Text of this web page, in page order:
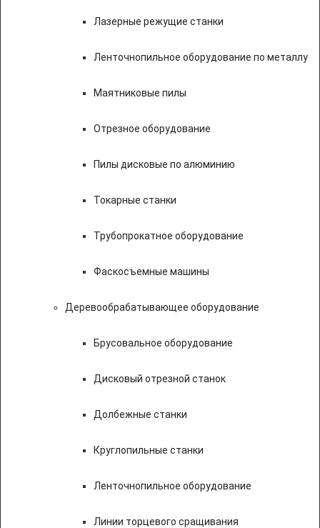
Лазерные режущие станки
Ленточнопильное оборудование по металлу
Маятниковые пилы
Отрезное оборудование
Пилы дисковые по алюминию
Токарные станки
Трубопрокатное оборудование
Фаскосъемные машины
Деревообрабатывающее оборудование
Брусовальное оборудование
Дисковый отрезной станок
Долбежные станки
Круглопильные станки
Ленточнопильное оборудование
Линии торцевого сращивания